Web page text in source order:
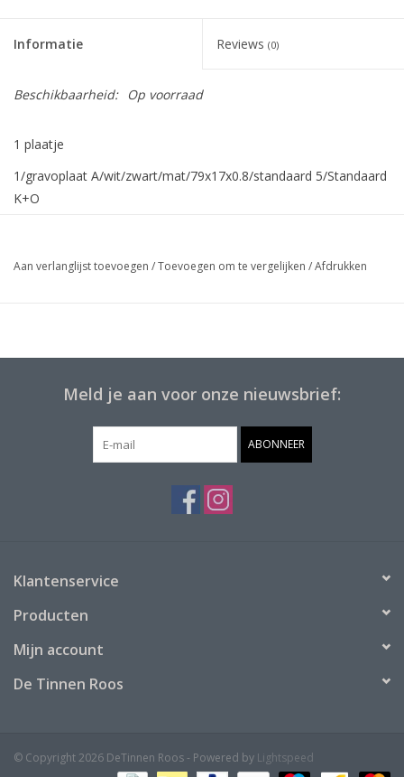
Informatie Reviews (0)
Beschikbaarheid: Op voorraad
1 plaatje
1/gravoplaat A/wit/zwart/mat/79x17x0.8/standaard 5/Standaard
K+O
Aan verlanglijst toevoegen /Toevoegen om te vergelijken /Afdrukken
Meld je aan voor onze nieuwsbrief:
ABONNEER
Klantenservice
Producten
Mijn account
De Tinnen Roos
© Copyright 2026 DeTinnen Roos - Powered by Lightspeed